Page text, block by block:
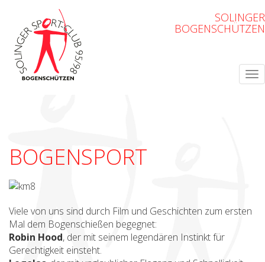
SOLINGER
BOGENSCHÜTZEN
BOGENSPORT
Viele von uns sind durch Film und Geschichten zum ersten
Mal dem Bogenschießen begegnet:
Robin Hood, der mit seinem legendären Instinkt für
Gerechtigkeit einsteht.